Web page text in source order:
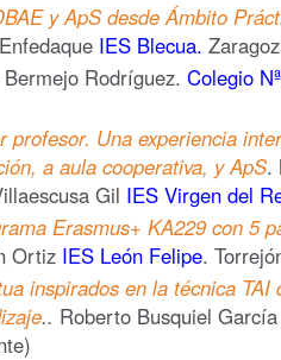
y ApS desde Ámbito
IES Blecua.
Rodríguez. Colegio
profesor. Una experiencia
a aula cooperativa, y ApS.
Gil IES Virgen del
Erasmus+ KA229 con 5
Ortiz IES León Felipe.
inspirados en la técnica
.. Roberto Busquiel